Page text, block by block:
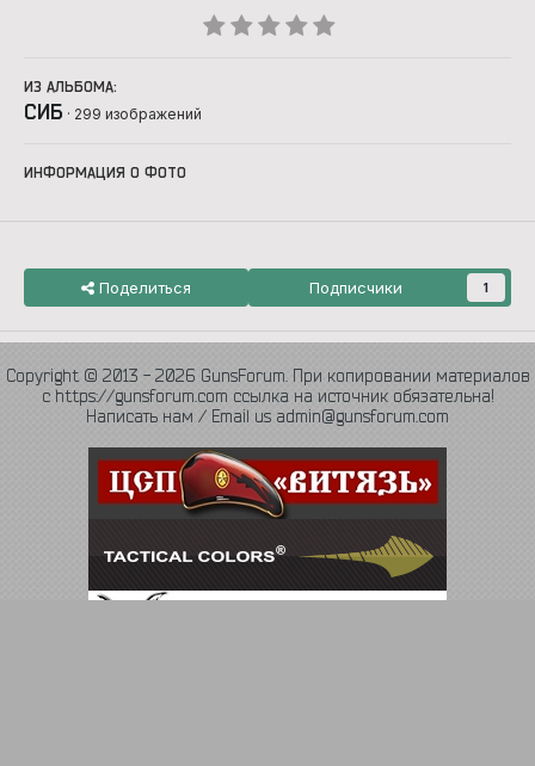
ИЗ АЛЬБОМА:
СИБ · 299 изображений
ИНФОРМАЦИЯ О ФОТО
Поделиться Подписчики 1
Copyright © 2013 - 2026 GunsForum. При копировании материалов
с https://gunsforum.com ссылка на источник обязательна!
Написать нам / Email us admin@gunsforum.com